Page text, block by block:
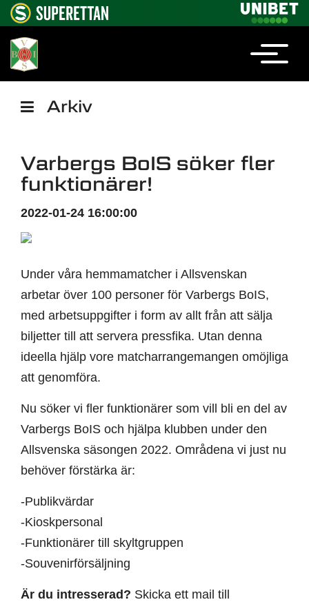
Arkiv
Varbergs BoIS söker fler
funktionärer!
2022-01-24 16:00:00
Under våra hemmamatcher i Allsvenskan
arbetar över 100 personer för Varbergs BoIS,
med arbetsuppgifter i form av allt från att sälja
biljetter till att servera pressfika. Utan denna
ideella hjälp vore matcharrangemangen omöjliga
att genomföra.
Nu söker vi fler funktionärer som vill bli en del av
Varbergs BoIS och hjälpa klubben under den
Allsvenska säsongen 2022. Områdena vi just nu
behöver förstärka är:
-Publikvärdar
-Kioskpersonal
-Funktionärer till skyltgruppen
-Souvenirförsäljning
Är du intresserad? Skicka ett mail till